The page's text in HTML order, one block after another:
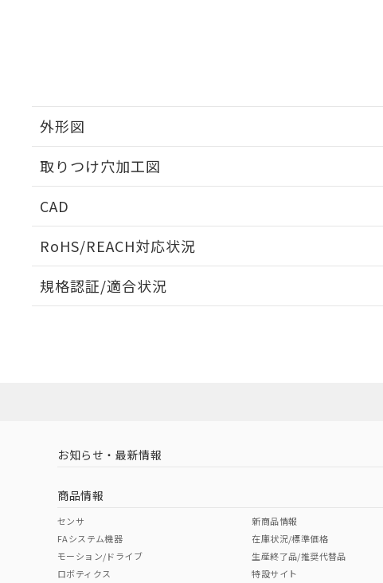
外形図
取りつけ穴加工図
CAD
RoHS/REACH対応状況
EU RoHS 注意事項・凡例
中国 RoHS 注意事項・凡例
中国 RoHS表
Pb Hg Cr(VI)
規格認証/適合状況
お知らせ・最新情報
商品情報
センサ
FAシステム機器
モーション/ドライブ
ロボティクス
新商品情報
在庫状況/標準価格
生産終了品/推奨代替品
特設サイト